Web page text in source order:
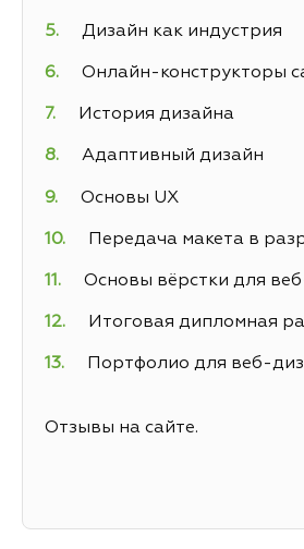
Дизайн как индустрия
Онлайн-конструкторы
История дизайна
Адаптивный дизайн
Основы UX
Передача макета в
Основы вёрстки для
Итоговая дипломная
Портфолио для веб-
Отзывы на сайте.